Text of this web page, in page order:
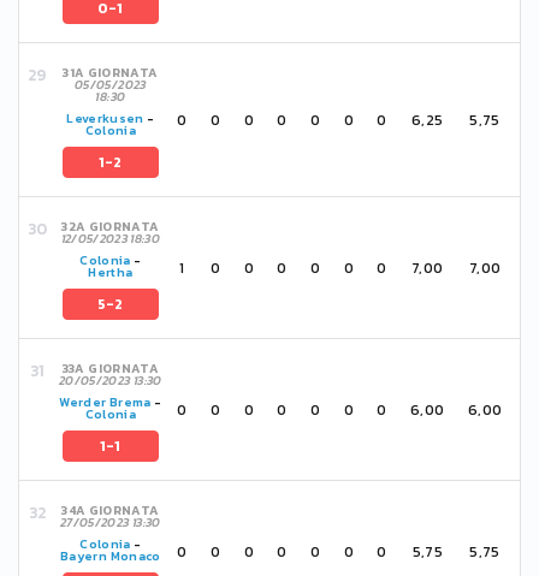
0-1
31A GIORNATA
05/05/2023
18:30
Leverkusen -
Colonia
1-2
0 0 0 0 0 0 0 6,25 5,75
32A GIORNATA
12/05/2023 18:30
Colonia -
Hertha
5-2
1 0 0 0 0 0 0 7,00 7,00
33A GIORNATA
20/05/2023 13:30
Werder Brema -
Colonia
1-1
0 0 0 0 0 0 0 6,00 6,00
34A GIORNATA
27/05/2023 13:30
Colonia -
Bayern Monaco 0 0 0 0 0 0 0 5,75 5,75